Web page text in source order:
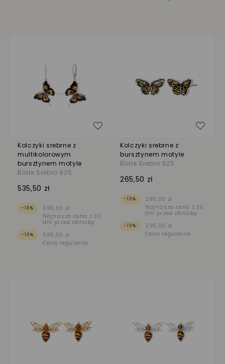
Kolczyki srebrne z
multikolorowym
bursztynem motyle
Białe Srebro 925
535,50 zł
-10%
595,00 zł
Najniższa cena z 30
dni przed obniżką
-10%
595,00 zł
Cena regularna
Dodaj do listy życzeń
Kolczyki srebrne z
bursztynem motyle
Białe Srebro 925
265,50 zł
-10%
295,00 zł
Najniższa cena z 30
dni przed obniżką
-10%
295,00 zł
Cena regularna